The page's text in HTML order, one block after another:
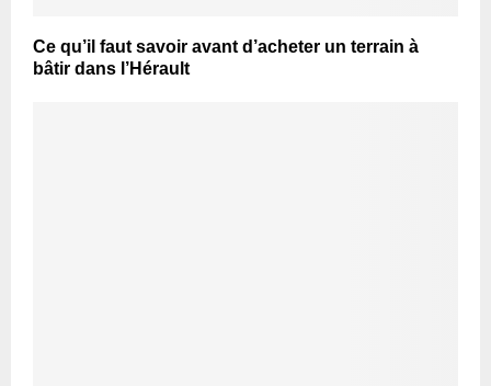
Ce qu’il faut savoir avant d’acheter un terrain à
bâtir dans l’Hérault